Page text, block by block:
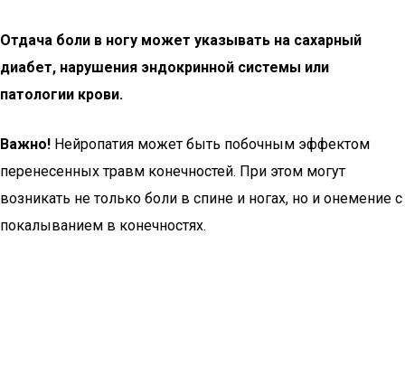
Отдача боли в ногу может указывать на сахарный
диабет, нарушения эндокринной системы или
патологии крови.
Важно! Нейропатия может быть побочным эффектом
перенесенных травм конечностей. При этом могут
возникать не только боли в спине и ногах, но и онемение с
покалыванием в конечностях.